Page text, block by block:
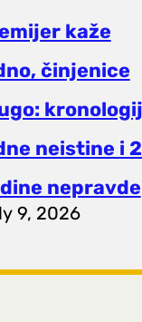
kaže
činjenice
neistine i
nepravde
9, 2026